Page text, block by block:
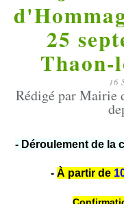
25
Thaon-
16
Rédigé par Mairie
- Déroulement de la
- À partir de